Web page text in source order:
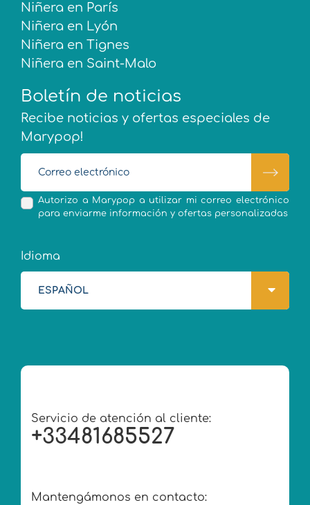
Niñera en París
Niñera en Lyón
Niñera en Tignes
Niñera en Saint-Malo
Boletín de noticias
Recibe noticias y ofertas especiales de
Marypop!
Autorizo a Marypop a utilizar mi correo electrónico
para enviarme información y ofertas personalizadas
Idioma
ESPAÑOL
Servicio de atención al cliente:
+33481685527
Mantengámonos en contacto: